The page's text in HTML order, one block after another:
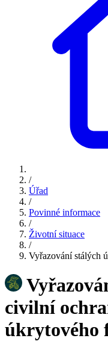
/
Úřad
/
Povinné informace
/
Životní situace
/
Vyřazování stálých
civilní
úkrytového